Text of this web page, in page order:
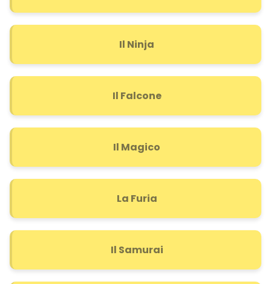
Il Ninja
Il Falcone
Il Magico
La Furia
Il Samurai